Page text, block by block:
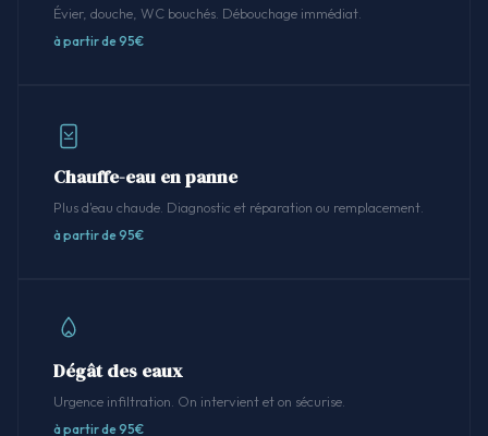
Évier, douche, WC bouchés. Débouchage immédiat.
à partir de 95€
Chauffe-eau en panne
Plus d'eau chaude. Diagnostic et réparation ou remplacement.
à partir de 95€
Dégât des eaux
Urgence infiltration. On intervient et on sécurise.
à partir de 95€